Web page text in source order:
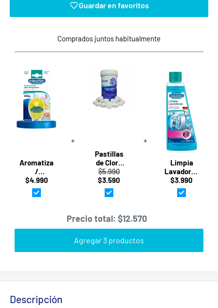
Guardar en favoritos
Comprados juntos habitualmente
Aromatizante
/
Desodorante
para
Refrigerador
$4.990
+
Pastillas
de Cloro
para
Inodoro
Blanca
20g · 50u
Vapohouse
$5.990
$3.590
+
Limpia
Lavadoras
250ml · Dr.
Beckmann
$3.990
Precio total: $12.570
Agregar 3 productos
Descripción